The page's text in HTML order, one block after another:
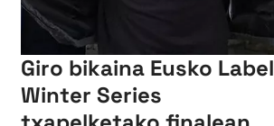
Giro bikaina Eusko Label
Winter Series